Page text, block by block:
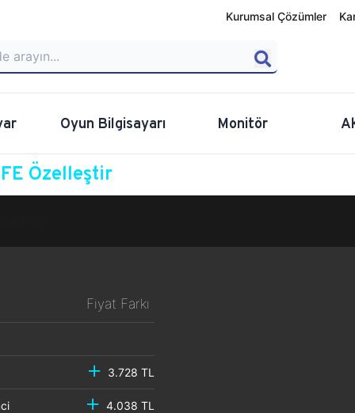
Kurumsal Çözümler
Oyun Bilgisayarı Monitör
Özelleştir
Fiyat Farkı
3.728 TL
4.038 TL